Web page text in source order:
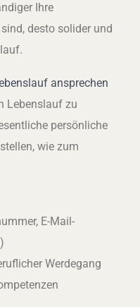
Ihre
desto solider und
ansprechen
Lebenslauf zu
persönliche
wie zum
E-Mail-
Werdegang